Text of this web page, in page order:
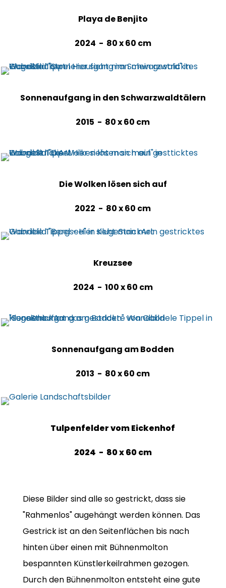
Playa de Benjito
2024 - 80 x 60 cm
Sonnenaufgang in den Schwarzwaldtälern
2015 - 80 x 60 cm
Die Wolken lösen sich auf
2022 - 80 x 60 cm
Kreuzsee
2024 - 100 x 60 cm
Sonnenaufgang am Bodden
2013 - 80 x 60 cm
Tulpenfelder vom Eickenhof
2024 - 80 x 60 cm
Diese Bilder sind alle so gestrickt, dass sie
"Rahmenlos" augehängt werden können. Das
Gestrick ist an den Seitenflächen bis nach
hinten über einen mit Bühnenmolton
bespannten Künstlerkeilrahmen gezogen.
Durch den Bühnenmolton entsteht eine gute